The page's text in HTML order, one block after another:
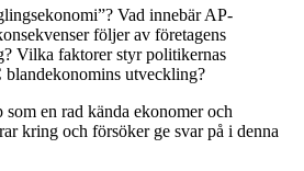
Vad innebär AP-
följer av företagens
Vilka faktorer styr politikernas
blandekonomins utveckling?
en rad kända ekonomer och
kring och försöker ge svar på i denna